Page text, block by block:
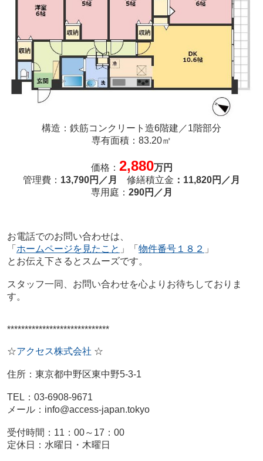
構造：鉄筋コンクリート造6階建／1階部分
専有面積：83.20㎡
価格： 2,880万円
管理費： 13,790円／月 修繕積立金 ：11,820円／月
専用庭： 290円／月
お電話でのお問い合わせは、
「 ホームページを見たこと 」「 物件番号１８２ 」
とお伝え下さるとスムーズです。
スタッフ一同、お問い合わせを心よりお待ちしておりま
す。
*****************************
☆アクセス株式会社 ☆
住所：東京都中野区東中野5-3-1
TEL：03-6908-9671
メール：info@access-japan.tokyo
受付時間：11：00～17：00
定休日：水曜日・木曜日